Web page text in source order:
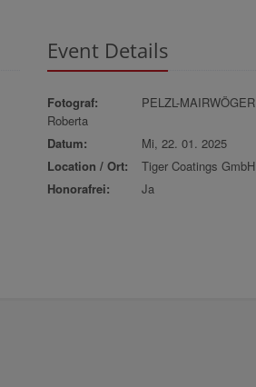
Event Details
Fotograf:
PELZL-MAIRWÖGER
Roberta
Datum:
Mi, 22. 01. 2025
Location / Ort:
Tiger Coatings GmbH
Honorafrei:
Ja